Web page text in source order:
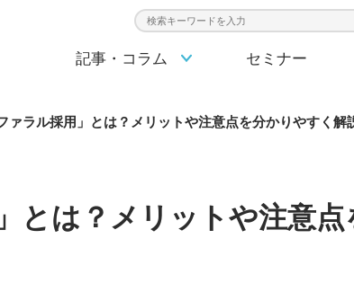
検索キーワード入力
記事・コラム セミナー
ァラル採用」とは？メリットや注意点を分かりやすく解
とは？メリットや注意